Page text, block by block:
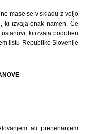
mase se v skladu z voljo
ki izvaja enak namen. Če
ki izvaja podoben
listu Republike Slovenije
ali prenehanjem